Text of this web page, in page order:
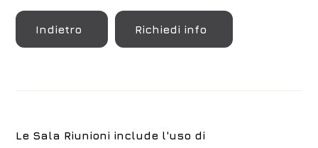
Indietro Richiedi info
Le Sala Riunioni include l'uso di